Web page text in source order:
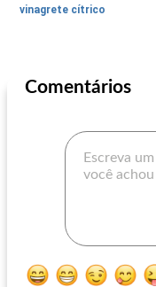
vinagrete cítrico
molho de slaw de cole doce
Comentários